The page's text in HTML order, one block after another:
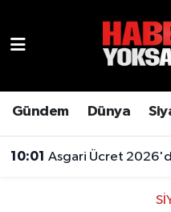
Gündem Dünya
10:01 Asgari Ücret 2026'da Ne
Hava Durumu